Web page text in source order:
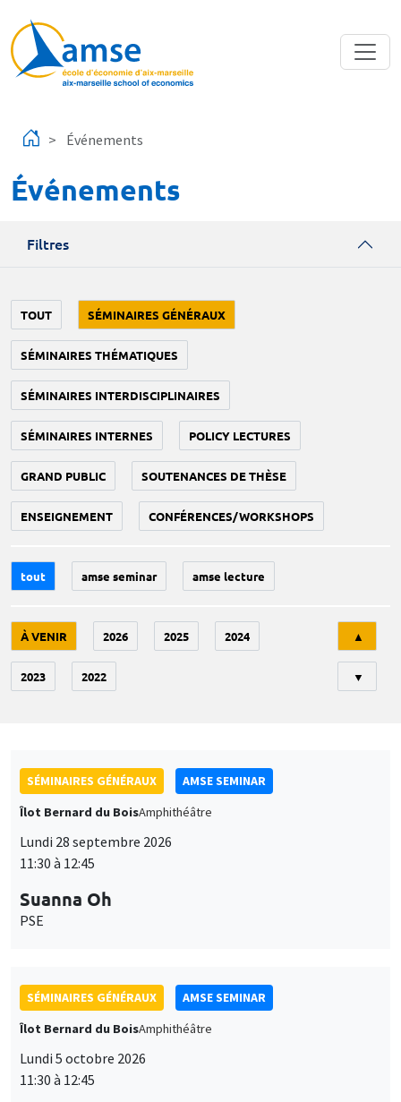
Événements
Événements
Filtres
TOUT SÉMINAIRES GÉNÉRAUX
SÉMINAIRES THÉMATIQUES
SÉMINAIRES INTERDISCIPLINAIRES
SÉMINAIRES INTERNES POLICY LECTURES
GRAND PUBLIC SOUTENANCES DE THÈSE
ENSEIGNEMENT CONFÉRENCES/WORKSHOPS
tout amse seminar amse lecture
À VENIR 2026 2025 2024
2023 2022
▲
▼
SÉMINAIRES GÉNÉRAUX
AMSE SEMINAR
Îlot Bernard du BoisAmphithéâtre
Lundi 28 septembre 2026
11:30 à 12:45
Suanna Oh
PSE
SÉMINAIRES GÉNÉRAUX
AMSE SEMINAR
Îlot Bernard du BoisAmphithéâtre
Lundi 5 octobre 2026
11:30 à 12:45